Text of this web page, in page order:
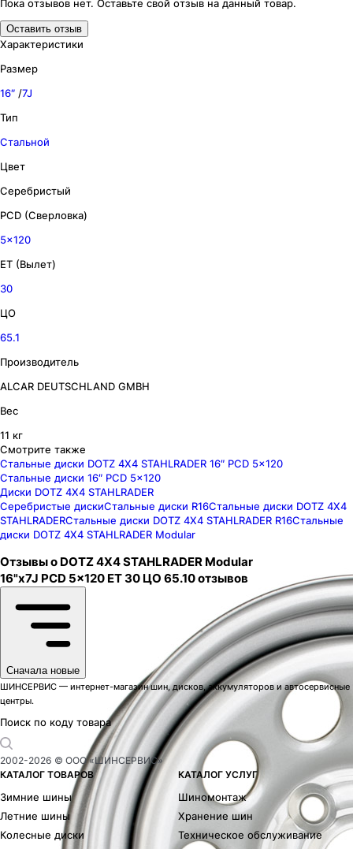
Пока отзывов нет. Оставьте свой отзыв на данный товар.
Оставить отзыв
Характеристики
Размер
16″ /7J
Тип
Стальной
Цвет
Серебристый
PCD (Сверловка)
5x120
ET (Вылет)
30
ЦО
65.1
Производитель
ALCAR DEUTSCHLAND GMBH
Вес
11 кг
Смотрите также
Стальные диски DOTZ 4X4 STAHLRADER 16″ PCD 5x120
Стальные диски 16″ PCD 5x120
Диски DOTZ 4X4 STAHLRADER
Серебристые дискиСтальные диски R16Стальные диски DOTZ 4X4
STAHLRADERСтальные диски DOTZ 4X4 STAHLRADER R16Стальные
диски DOTZ 4X4 STAHLRADER Modular
Отзывы о DOTZ 4X4 STAHLRADER Modular
16"x7J PCD 5x120 ЕТ 30 ЦО 65.10отзывов
Сначала новые
ШИНСЕРВИС — интернет-магазин шин, дисков, аккумуляторов и автосервисные
центры.
Поиск по коду товара
2002-2026 © ООО «ШИНСЕРВИС»
КАТАЛОГ ТОВАРОВ
Зимние шины
Летние шины
Колесные диски
КАТАЛОГ УСЛУГ
Шиномонтаж
Хранение шин
Техническое обслуживание